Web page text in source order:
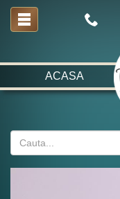
ACASA